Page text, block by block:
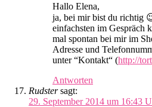
Hallo Elena,
ja, bei mir bist du richtig
einfachsten im Gespräch
mal spontan bei mir im
Adresse und
unter “Kontakt“ (http://
Antworten
Rudster sagt:
29. September 2014 um 16:43